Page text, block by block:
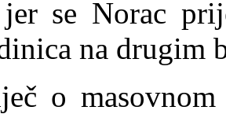
se Norac
na drugim
o